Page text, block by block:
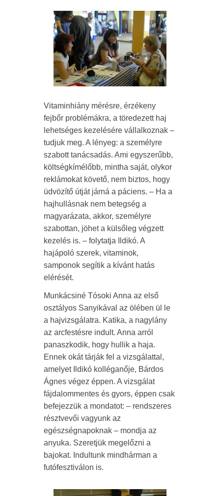
Vitaminhiány mérésre, érzékeny
fejbőr problémákra, a töredezett haj
lehetséges kezelésére vállalkoznak –
tudjuk meg. A lényeg: a személyre
szabott tanácsadás. Ami egyszerűbb,
költségkímélőbb, mintha saját, olykor
reklámokat követő, nem biztos, hogy
üdvözítő útját járná a páciens. – Ha a
hajhullásnak nem betegség a
magyarázata, akkor, személyre
szabottan, jöhet a külsőleg végzett
kezelés is. – folytatja Ildikó. A
hajápoló szerek, vitaminok,
samponok segítik a kívánt hatás
elérését.
Munkácsiné Tósoki Anna az első
osztályos Sanyikával az ölében ül le
a hajvizsgálatra. Katika, a nagylány
az arcfestésre indult. Anna arról
panaszkodik, hogy hullik a haja.
Ennek okát tárják fel a vizsgálattal,
amelyet Ildikó kolléganője, Bárdos
Ágnes végez éppen. A vizsgálat
fájdalommentes és gyors, éppen csak
befejezzük a mondatot: – rendszeres
résztvevői vagyunk az
egészségnapoknak – mondja az
anyuka. Szeretjük megelőzni a
bajokat. Indultunk mindhárman a
futófesztiválon is.